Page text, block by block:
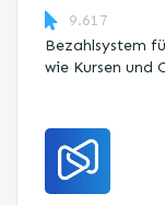
9.617
Bezahlsystem
wie Kursen und